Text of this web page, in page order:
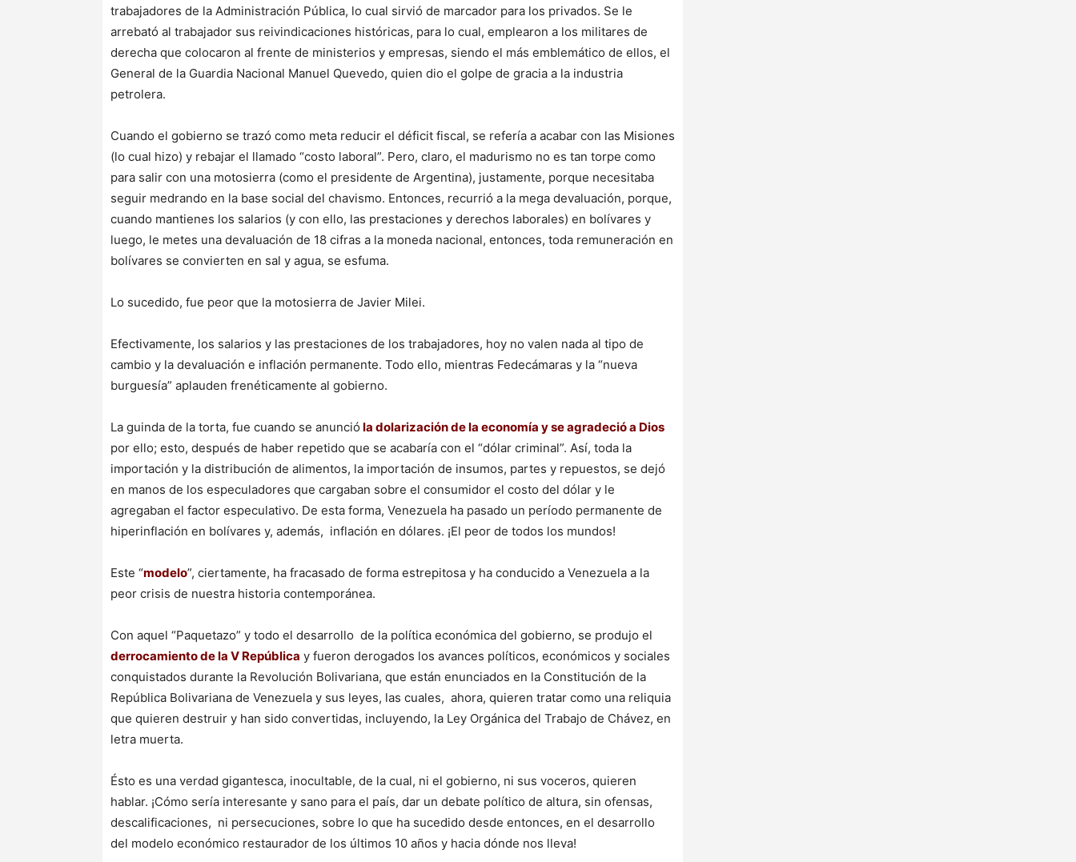
trabajadores de la Administración Pública, lo cual sirvió de marcador para los privados. Se le
arrebató al trabajador sus reivindicaciones históricas, para lo cual, emplearon a los militares de
derecha que colocaron al frente de ministerios y empresas, siendo el más emblemático de ellos, el
General de la Guardia Nacional Manuel Quevedo, quien dio el golpe de gracia a la industria
petrolera.
Cuando el gobierno se trazó como meta reducir el déficit fiscal, se refería a acabar con las Misiones
(lo cual hizo) y rebajar el llamado “costo laboral”. Pero, claro, el madurismo no es tan torpe como
para salir con una motosierra (como el presidente de Argentina), justamente, porque necesitaba
seguir medrando en la base social del chavismo. Entonces, recurrió a la mega devaluación, porque,
cuando mantienes los salarios (y con ello, las prestaciones y derechos laborales) en bolívares y
luego, le metes una devaluación de 18 cifras a la moneda nacional, entonces, toda remuneración en
bolívares se convierten en sal y agua, se esfuma.
Lo sucedido, fue peor que la motosierra de Javier Milei.
Efectivamente, los salarios y las prestaciones de los trabajadores, hoy no valen nada al tipo de
cambio y la devaluación e inflación permanente. Todo ello, mientras Fedecámaras y la “nueva
burguesía” aplauden frenéticamente al gobierno.
La guinda de la torta, fue cuando se anunció la dolarización de la economía y se agradeció a Dios
por ello; esto, después de haber repetido que se acabaría con el “dólar criminal”. Así, toda la
importación y la distribución de alimentos, la importación de insumos, partes y repuestos, se dejó
en manos de los especuladores que cargaban sobre el consumidor el costo del dólar y le
agregaban el factor especulativo. De esta forma, Venezuela ha pasado un período permanente de
hiperinflación en bolívares y, además, inflación en dólares. ¡El peor de todos los mundos!
Este “modelo”, ciertamente, ha fracasado de forma estrepitosa y ha conducido a Venezuela a la
peor crisis de nuestra historia contemporánea.
Con aquel “Paquetazo” y todo el desarrollo de la política económica del gobierno, se produjo el
derrocamiento de la V República y fueron derogados los avances políticos, económicos y sociales
conquistados durante la Revolución Bolivariana, que están enunciados en la Constitución de la
República Bolivariana de Venezuela y sus leyes, las cuales, ahora, quieren tratar como una reliquia
que quieren destruir y han sido convertidas, incluyendo, la Ley Orgánica del Trabajo de Chávez, en
letra muerta.
Ésto es una verdad gigantesca, inocultable, de la cual, ni el gobierno, ni sus voceros, quieren
hablar. ¡Cómo sería interesante y sano para el país, dar un debate político de altura, sin ofensas,
descalificaciones, ni persecuciones, sobre lo que ha sucedido desde entonces, en el desarrollo
del modelo económico restaurador de los últimos 10 años y hacia dónde nos lleva!